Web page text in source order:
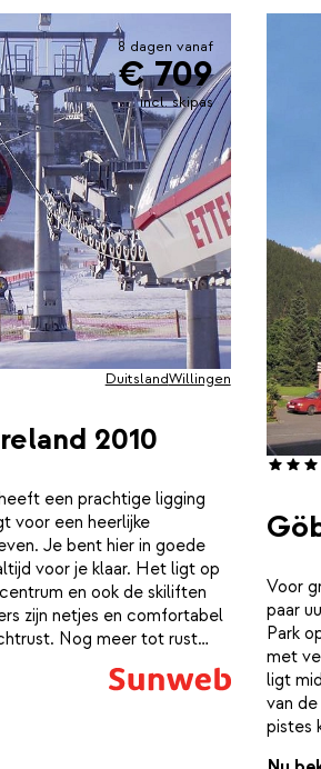
breng je vermoeide spieren
Het lagunebad
eind 2024.
8 dagen vanaf
€ 709
incl. skipas
2010
DuitslandWillingen
een prachtige ligging
voor een heerlijke
Je bent hier in goede
voor je klaar. Het ligt op
en ook de skiliften
zijn netjes en comfortabel
Nog meer tot rust
lekker tot rust te laten
Voor
paar
Park
met
ligt
van
pistes
op